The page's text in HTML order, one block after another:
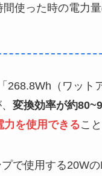
使った時の電力
268.8Wh（ワット
変換効率が約
を使用できるこ
で使用する20W